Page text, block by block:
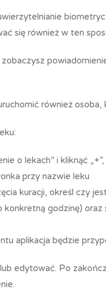
się również w ten
również
o lekach” i kliknąć
przy nazwie leku
kuracji, określ czy
konkretną godzinę)
aplikacja będzie
edytować. Po